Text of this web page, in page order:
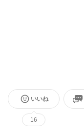
いいね
16